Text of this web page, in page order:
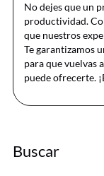
No dejes que un
productividad.
que nuestros
Te garantizamos
para que vuelvas
puede ofrecerte.
Buscar